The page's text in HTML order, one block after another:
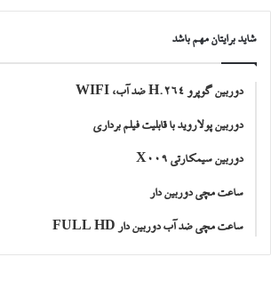
شاید برایتان مهم باشد
دوربین گوپرو H.264 ضد آب، WIFI
دوربین پولاروید با قابلیت فیلم برداری
دوربین سیمکارتی X009
ساعت مچی دوربین دار
ساعت مچی ضد آب دوربین دار FULL HD